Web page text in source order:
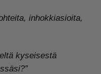
inhokkiasioita,
kyseisestä